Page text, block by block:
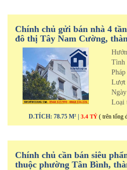
Chính chủ gửi bán nhà 4
đô thị Tây Nam Cường,
Tình
Lượt
Loại
D.TÍCH: 78.75 M² | 3.4 TỶ ( trên tổng
Chính chủ cần bán siêu
thuộc phường Tân Bình,